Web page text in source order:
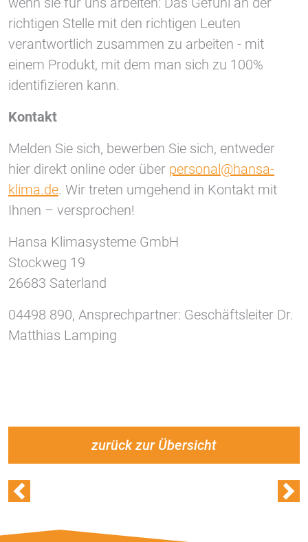
richtigen Stelle mit den richtigen Leuten
verantwortlich zusammen zu arbeiten - mit
einem Produkt, mit dem man sich zu 100%
identifizieren kann.
Kontakt
Melden Sie sich, bewerben Sie sich, entweder
hier direkt online oder über personal@hansa-
klima.de. Wir treten umgehend in Kontakt mit
Ihnen – versprochen!
Hansa Klimasysteme GmbH
Stockweg 19
26683 Saterland
04498 890, Ansprechpartner: Geschäftsleiter Dr.
Matthias Lamping
zurück zur Übersicht